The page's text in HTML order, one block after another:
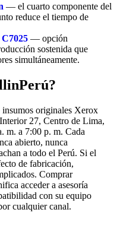
— el cuarto componente del
reduce el tiempo de
— opción
sostenida que
simultáneamente.
originales Xerox
27, Centro de Lima,
m. a 7:00 p. m. Cada
abierto, nunca
a todo el Perú. Si el
de fabricación,
Comprar
acceder a asesoría
con su equipo
cualquier canal.